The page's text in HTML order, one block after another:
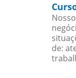
de: